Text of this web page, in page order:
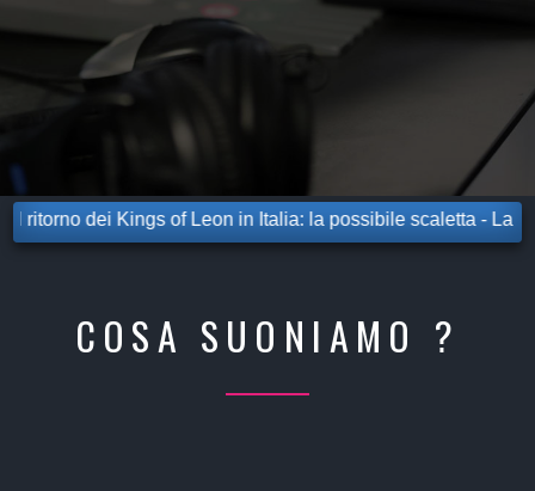
of Leon in Italia: la possibile scaletta - La Prima Estate,
COSA SUONIAMO ?